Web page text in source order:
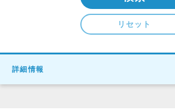
リセット
詳細情報